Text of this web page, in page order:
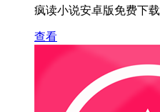
疯读小说安卓版免费下载
查看